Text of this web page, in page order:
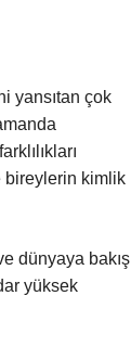
yansıtan çok
bireylerin kimlik
dünyaya bakış
yüksek